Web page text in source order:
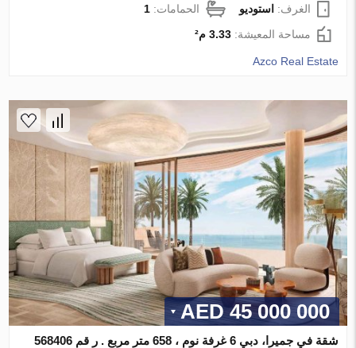
الغرف: استوديو الحمامات:1
مساحة المعيشة:3.33 م²
Azco Real Estate
45 000 000 AED
شقة في جميرا، دبي 6 غرفة نوم ، 658 متر مربع . ر قم 568406